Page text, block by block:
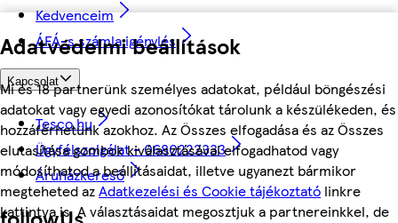
Adatvédelmi beállítások
Mi és 18 partnerünk személyes adatokat, például böngészési
adatokat vagy egyedi azonosítókat tárolunk a készülékeden, és
hozzáférhetünk azokhoz. Az Összes elfogadása és az Összes
elutasítása gombok kiválasztásával elfogadhatod vagy
módosíthatod a beállításaidat, illetve ugyanezt bármikor
megteheted azAdatkezelési és Cookie tájékoztató linkre
kattintva is. A választásaidat megosztjuk a partnereinkkel, de
Kedvenceim
ÁFÁ-s számla igénylés
Kapcsolat
Tesco.hu
Ügyfélszolgálat - 0680222333
Áruházkereső